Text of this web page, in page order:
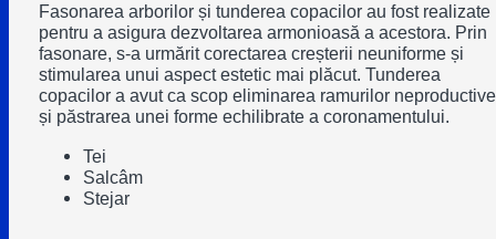
Fasonarea arborilor și tunderea copacilor au fost realizate
pentru a asigura dezvoltarea armonioasă a acestora. Prin
fasonare, s-a urmărit corectarea creșterii neuniforme și
stimularea unui aspect estetic mai plăcut. Tunderea
copacilor a avut ca scop eliminarea ramurilor neproductive
și păstrarea unei forme echilibrate a coronamentului.
Tei
Salcâm
Stejar